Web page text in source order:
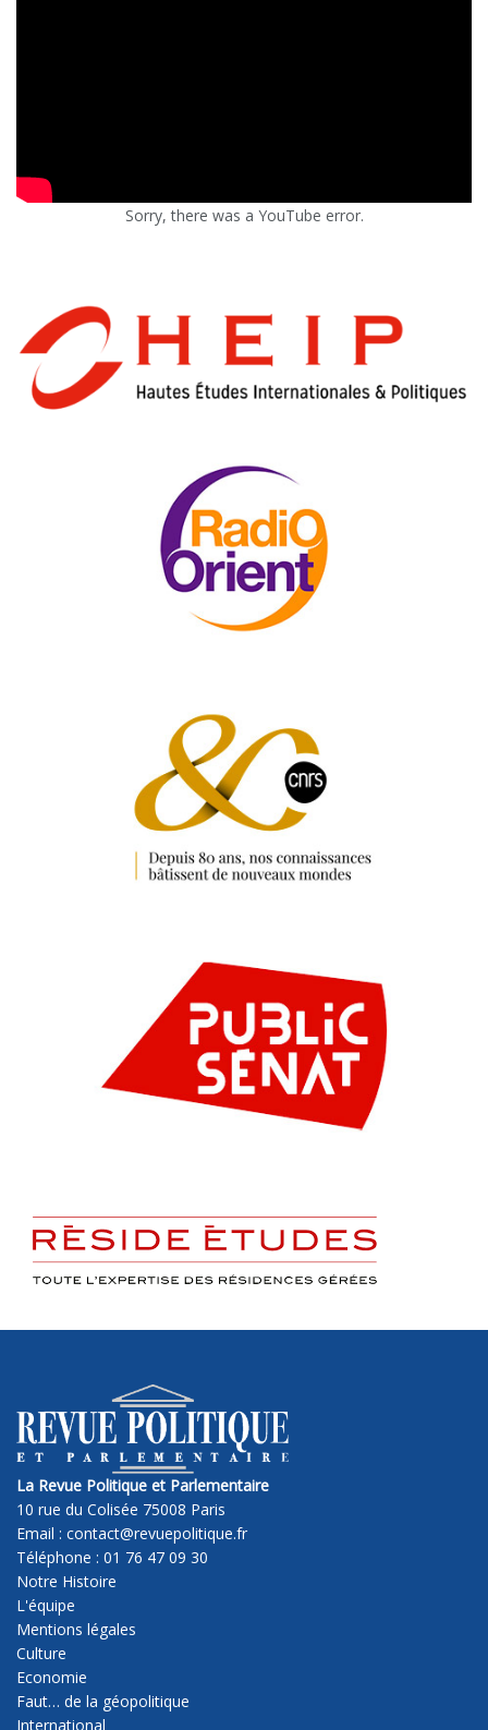
Sorry, there was a YouTube error.
La Revue Politique et Parlementaire
10 rue du Colisée 75008 Paris
Email : contact@revuepolitique.fr
Téléphone : 01 76 47 09 30
Notre Histoire
L'équipe
Mentions légales
Culture
Economie
Faut… de la géopolitique
International